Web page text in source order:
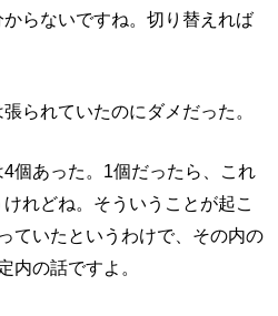
らないですね。切り替えれば
られていたのにダメだった。
個あった。1個だったら、これ
れどね。そういうことが起こ
ていたというわけで、その内の
内の話ですよ。